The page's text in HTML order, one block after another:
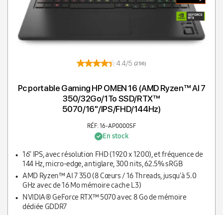
4.4/5 (256)
Pc portable Gaming HP OMEN 16 (AMD Ryzen™ AI 7
350/32Go/1To SSD/RTX™
5070/16''/IPS/FHD/144Hz)
RÉF: 16-AP0000SF
En stock
16" IPS, avec résolution FHD (1920 x 1200), et fréquence de
144 Hz, micro-edge, antiglare, 300 nits, 62.5% sRGB
AMD Ryzen™ AI 7 350 (8 Cœurs / 16 Threads, jusqu'à 5.0
GHz avec de 16 Mo mémoire cache L3)
NVIDIA® GeForce RTX™ 5070 avec 8 Go de mémoire
dédiée GDDR7